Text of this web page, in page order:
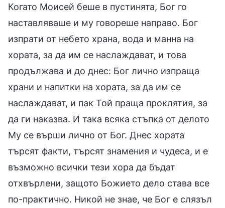
Когато Моисей беше в пустинята, Бог го
наставляваше и му говореше направо. Бог
изпрати от небето храна, вода и манна на
хората, за да им се наслаждават, и това
продължава и до днес: Бог лично изпраща
храни и напитки на хората, за да им се
наслаждават, и пак Той праща проклятия, за
да ги наказва. И така всяка стъпка от делото
Му се върши лично от Бог. Днес хората
търсят факти, търсят знамения и чудеса, и е
възможно всички тези хора да бъдат
отхвърлени, защото Божието дело става все
по-практично. Никой не знае, че Бог е слязъл